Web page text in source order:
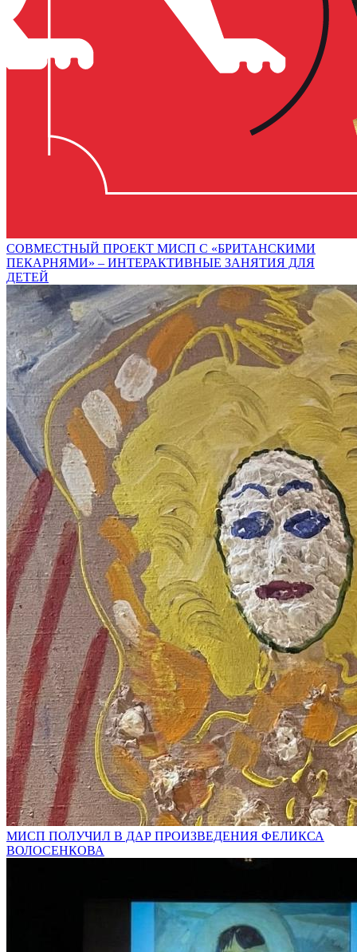
СОВМЕСТНЫЙ ПРОЕКТ МИСП С «БРИТАНСКИМИ
ПЕКАРНЯМИ» – ИНТЕРАКТИВНЫЕ ЗАНЯТИЯ ДЛЯ
ДЕТЕЙ
МИСП ПОЛУЧИЛ В ДАР ПРОИЗВЕДЕНИЯ ФЕЛИКСА
ВОЛОСЕНКОВА